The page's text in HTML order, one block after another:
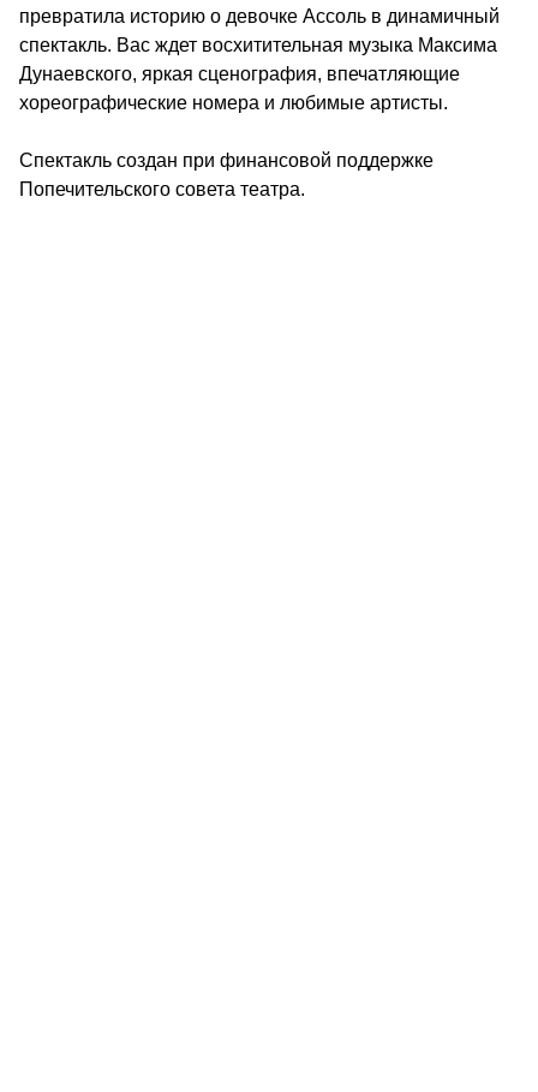
превратила историю о девочке Ассоль в динамичный
спектакль. Вас ждет восхитительная музыка Максима
Дунаевского, яркая сценография, впечатляющие
хореографические номера и любимые артисты.
Спектакль создан при финансовой поддержке
Попечительского совета театра.